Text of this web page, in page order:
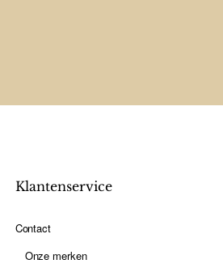
Klantenservice
Contact
Onze merken